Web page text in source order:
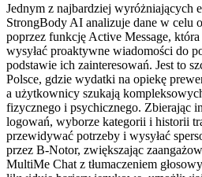
Jednym z najbardziej wyróżniających
StrongBody AI analizuje dane w celu
poprzez funkcję Active Message,
wysyłać proaktywne wiadomości do
podstawie ich zainteresowań. Jest to
Polsce, gdzie wydatki na opiekę
a użytkownicy szukają
fizycznego i psychicznego. Zbierając
logowań, wyborze kategorii i historii
przewidywać potrzeby i wysyłać
przez B-Notor, zwiększając
MultiMe Chat z tłumaczeniem